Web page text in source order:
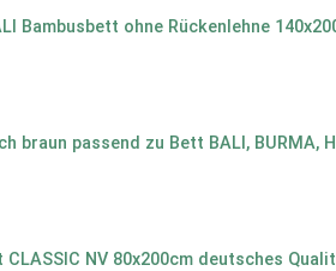
Bambusbett ohne Rückenlehne
braun passend zu Bett BALI, BURMA,
NV 80x200cm deutsches